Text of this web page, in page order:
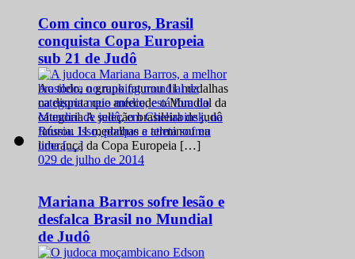
Com cinco ouros, Brasil
conquista Copa Europeia
sub 21 de Judô
Ao todo, o grupo faturou 11 medalhas
na disputa que antecede o Mundial da
categoria A seleção brasileira de judô
faturou 11 medalhas e terminou na
liderança da Copa Europeia […]
029 de julho de 2014
Mariana Barros sofre lesão e
desfalca Brasil no Mundial
de Judô